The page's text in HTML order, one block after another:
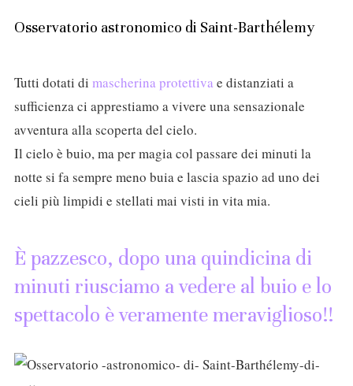
Osservatorio astronomico di Saint-Barthélemy
Tutti dotati di mascherina protettiva e distanziati a
sufficienza ci apprestiamo a vivere una sensazionale
avventura alla scoperta del cielo.
Il cielo è buio, ma per magia col passare dei minuti la
notte si fa sempre meno buia e lascia spazio ad uno dei
cieli più limpidi e stellati mai visti in vita mia.
È pazzesco, dopo una quindicina di
minuti riusciamo a vedere al buio e lo
spettacolo è veramente meraviglioso!!